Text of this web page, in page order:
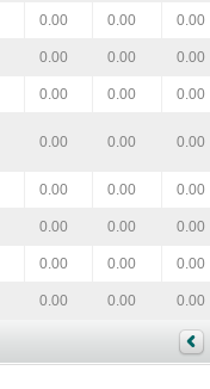
0.00 0.00 0.00
0.00 0.00 0.00
0.00 0.00 0.00
0.00 0.00 0.00
0.00 0.00 0.00
0.00 0.00 0.00
0.00 0.00 0.00
0.00 0.00 0.00